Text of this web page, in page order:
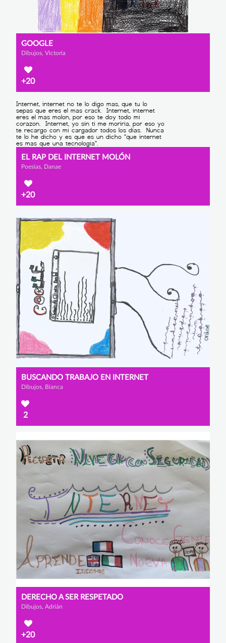
GOOGLE
Dibujos, Victoria
+20
EL RAP DEL INTERNET MOLÓN
Poesías, Danae
+20
BUSCANDO TRABAJO EN INTERNET
Dibujos, Bianca
2
DERECHO A SER RESPETADO
Dibujos, Adrián
+20